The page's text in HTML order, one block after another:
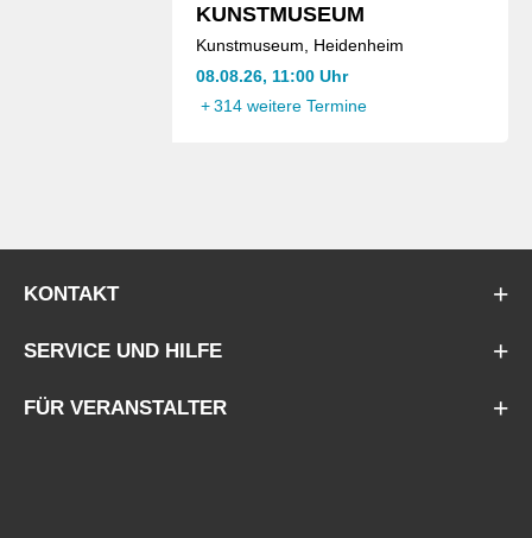
KUNSTMUSEUM
Kunstmuseum, Heidenheim
08.08.26, 11:00 Uhr
+ 314 weitere Termine
KONTAKT
SERVICE UND HILFE
FÜR VERANSTALTER